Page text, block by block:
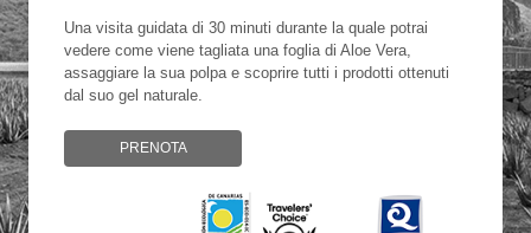
Una visita guidata di 30 minuti durante la quale potrai
vedere come viene tagliata una foglia di Aloe Vera,
assaggiare la sua polpa e scoprire tutti i prodotti ottenuti
dal suo gel naturale.
PRENOTA